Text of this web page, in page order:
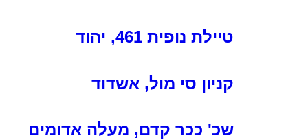
טיילת נופית 461, יהוד
קניון סי מול, אשדוד
שכ' ככר קדם, מעלה אדומים